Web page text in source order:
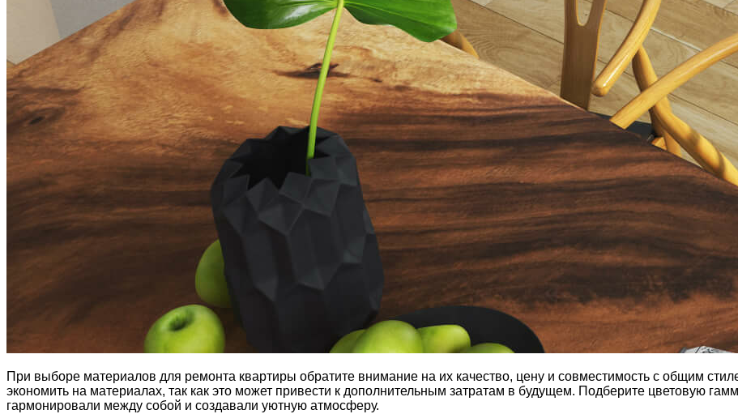
При выборе материалов для ремонта квартиры обратите внимание на их качество, цену и совместимость с общим
экономить на материалах, так как это может привести к дополнительным затратам в будущем. Подберите цветовую
гармонировали между собой и создавали уютную атмосферу.